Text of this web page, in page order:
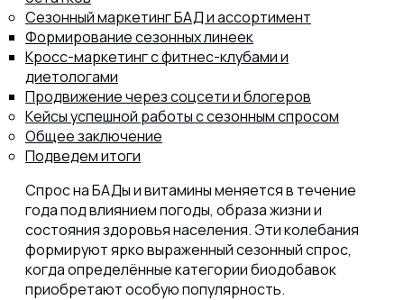
Сезонный маркетинг БАД и ассортимент
Формирование сезонных линеек
Кросс-маркетинг с фитнес-клубами и
диетологами
Продвижение через соцсети и блогеров
Кейсы успешной работы с сезонным спросом
Общее заключение
Подведем итоги
Спрос на БАДы и витамины меняется в течение
года под влиянием погоды, образа жизни и
состояния здоровья населения. Эти колебания
формируют ярко выраженный сезонный спрос,
когда определённые категории биодобавок
приобретают особую популярность.